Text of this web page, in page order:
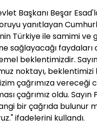
Başkanı Beşar
yanıtlayan
Türkiye ile samimi
sağlayacağı faydaları
beklentimizdir.
noktayı, beklentimizi
çağrımıza
çağrımız oldu.
bir çağrıda bulunur
ifadelerini kullandı.